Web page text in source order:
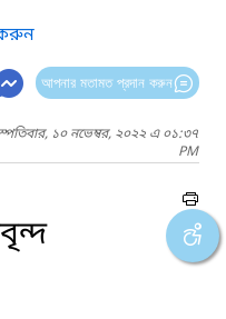
করুন
আপনার মতামত প্রদান করুন
১০ নভেম্বর, ২০২২ এ ০১:৩৭
PM